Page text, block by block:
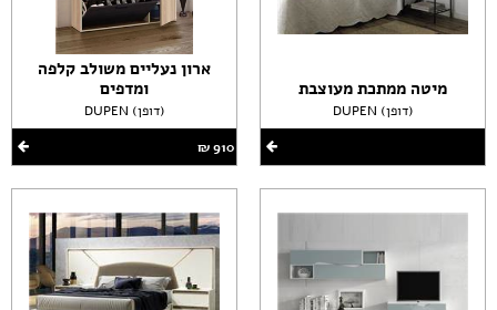
מיטה ממתכת מעוצבת
DUPEN (דופן)
ארון נעליים משולב קלפה
ומדפים
DUPEN (דופן)
910 ‏₪